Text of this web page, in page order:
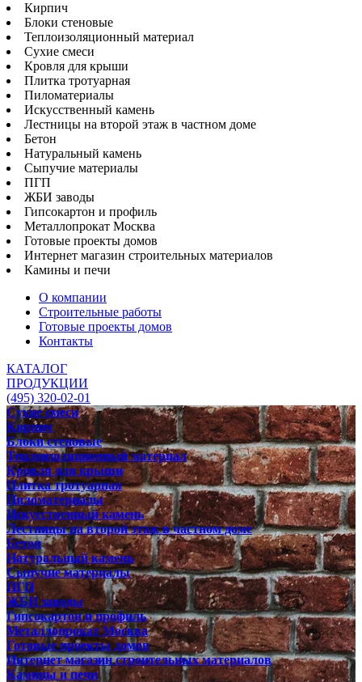
Кирпич
Блоки стеновые
Теплоизоляционный материал
Сухие смеси
Кровля для крыши
Плитка тротуарная
Пиломатериалы
Искусственный камень
Лестницы на второй этаж в частном доме
Бетон
Натуральный камень
Сыпучие материалы
ПГП
ЖБИ заводы
Гипсокартон и профиль
Металлопрокат Москва
Готовые проекты домов
Интернет магазин строительных материалов
Камины и печи
О компании
Строительные работы
Готовые проекты домов
Контакты
КАТАЛОГ
ПРОДУКЦИИ
(495) 320-02-01
Сухие смеси
Кирпич
Блоки стеновые
Теплоизоляционный материал
Кровля для крыши
Плитка тротуарная
Пиломатериалы
Искусственный камень
Лестницы на второй этаж в частном доме
Бетон
Натуральный камень
Сыпучие материалы
ПГП
ЖБИ заводы
Гипсокартон и профиль
Металлопрокат Москва
Готовые проекты домов
Интернет магазин строительных материалов
Камины и печи